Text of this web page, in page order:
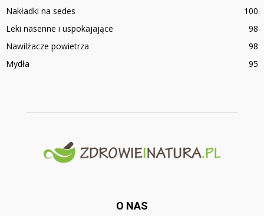
Nakładki na sedes
100
Leki nasenne i uspokajające
98
Nawilżacze powietrza
98
Mydła
95
O NAS